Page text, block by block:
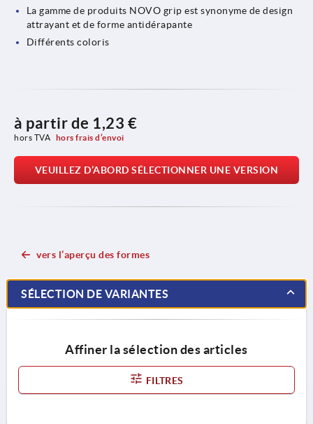
La gamme de produits NOVO grip est synonyme de design
attrayant et de forme antidérapante
Différents coloris
à partir de 1,23 €
hors TVA hors frais d’envoi
VEUILLEZ D’ABORD SÉLECTIONNER UNE VERSION
vers l’aperçu des formes
SÉLECTION DE VARIANTES
Affiner la sélection des articles
FILTRES